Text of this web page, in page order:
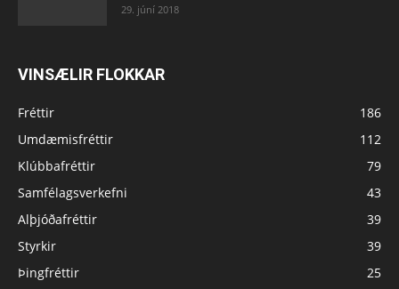
29. júní 2018
VINSÆLIR FLOKKAR
Fréttir
186
Umdæmisfréttir
112
Klúbbafréttir
79
Samfélagsverkefni
43
Alþjóðafréttir
39
Styrkir
39
Þingfréttir
25